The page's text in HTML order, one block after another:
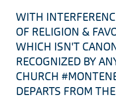
WITH
OF RELIGION &
WHICH ISN'T
RECOGNIZED BY
CHURCH
DEPARTS FROM